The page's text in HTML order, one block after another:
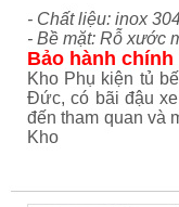
- Chất liệu: inox
- Bề mặt: Rỗ xước
Bảo hành
Kho Phụ kiện tủ
Đức, có bãi đậu
đến tham quan và
Kho